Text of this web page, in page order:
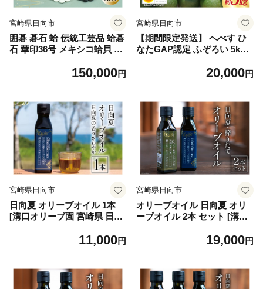
宮崎県日向市
囲碁 碁石 蛤 伝統工芸品 蛤碁
石 華印36号 メキシコ蛤貝 使
石 宮崎県 日向市 452061256]
150,000円
宮崎県日向市
【期間限定発送】 へべす ひ
なたGAP認定 ふぞろい 5kg
市 452060724] ヘベス 宮崎 果
20,000円
宮崎県日向市
日向夏 オリーブオイル 1本
[溝口オリーブ園 宮崎県 日向
食用油 調味料 オイル オリー
11,000円
宮崎県日向市
オリーブオイル 日向夏 オリ
ーブオイル 2本 セット [溝口
2060738] 油 オリーブ油 食用
19,000円